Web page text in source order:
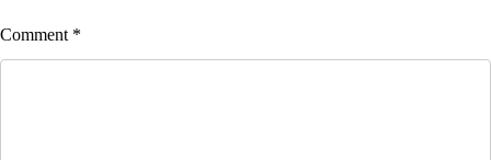
Comment *